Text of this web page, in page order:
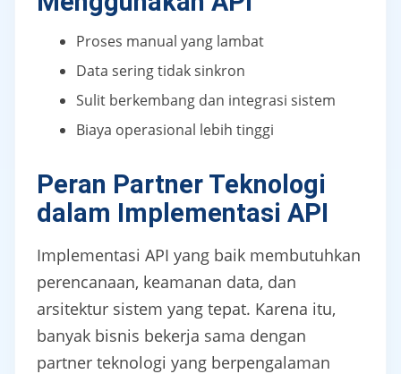
Proses manual yang lambat
Data sering tidak sinkron
Sulit berkembang dan integrasi sistem
Biaya operasional lebih tinggi
Peran Partner Teknologi
dalam Implementasi API
Implementasi API yang baik membutuhkan
perencanaan, keamanan data, dan
arsitektur sistem yang tepat. Karena itu,
banyak bisnis bekerja sama dengan
partner teknologi yang berpengalaman